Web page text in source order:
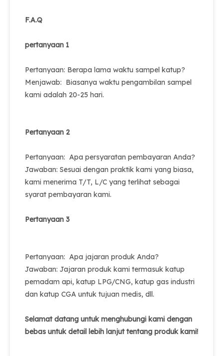
F.A.Q
pertanyaan 1
Pertanyaan: Berapa lama waktu sampel katup?
Menjawab: Biasanya waktu pengambilan sampel
kami adalah 20-25 hari.
Pertanyaan 2
Pertanyaan: Apa persyaratan pembayaran Anda?
Jawaban: Sesuai dengan praktik kami yang biasa,
kami menerima T/T, L/C yang terlihat sebagai
syarat pembayaran kami.
Pertanyaan 3
Pertanyaan: Apa jajaran produk Anda?
Jawaban: Jajaran produk kami termasuk katup
pemadam api, katup LPG/CNG, katup gas industri
dan katup CGA untuk tujuan medis, dll.
Selamat datang untuk menghubungi kami dengan
bebas untuk detail lebih lanjut tentang produk kami!